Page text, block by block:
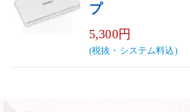
プ
5,300円
(税抜・システム料込)